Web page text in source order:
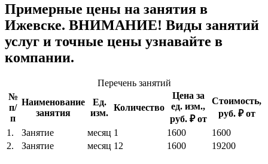
Примерные цены на занятия в
Ижевске. ВНИМАНИЕ! Виды занятий
услуг и точные цены узнавайте в
компании.
Перечень занятий
№
п/
п
Наименование
занятия
Ед.
изм.
Количество
Цена за
ед. изм.,
руб. ₽ от
Стоимость,
руб. ₽ от
1.
Занятие месяц 1 1600
1600
2.
Занятие месяц 12 1600 19200